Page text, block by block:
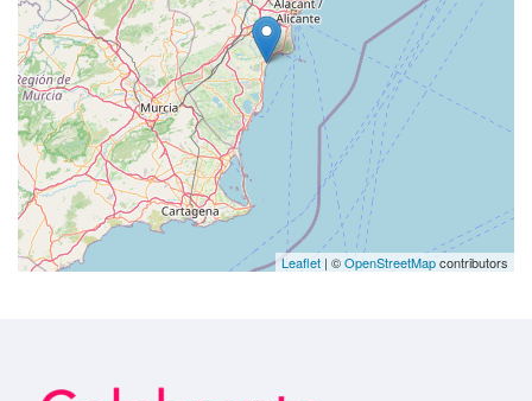
Leaflet | ©OpenStreetMapcontributors